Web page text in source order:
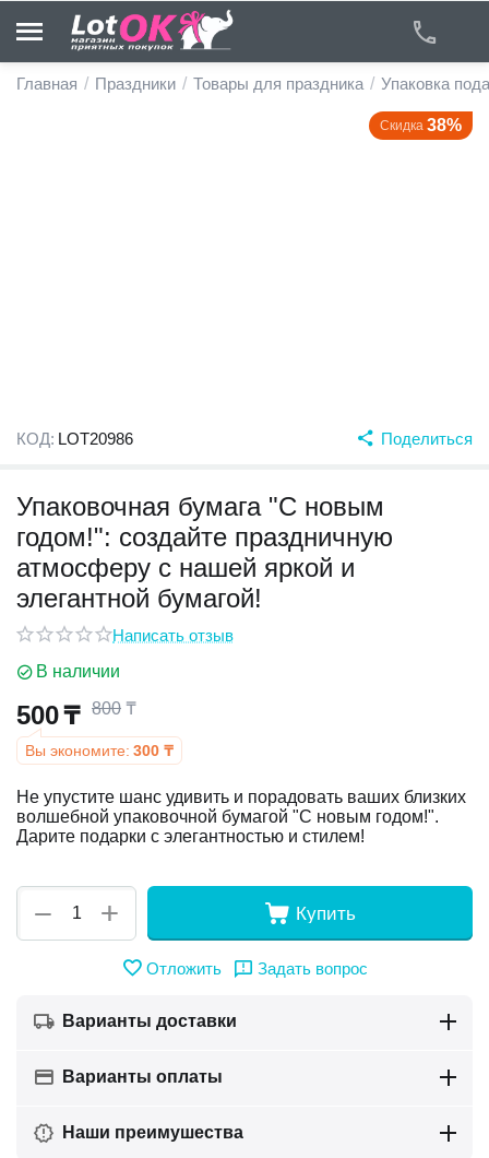
Главная / Праздники / Товары для праздника / Упаковка
Скидка 38%
КОД: LOT20986 Поделиться
Упаковочная бумага "С новым
годом!": создайте праздничную
атмосферу с нашей яркой и
элегантной бумагой!
Написать отзыв
В наличии
500₸ 800 ₸
Вы экономите: 300 ₸
Не упустите шанс удивить и порадовать ваших близких
волшебной упаковочной бумагой "С новым годом!".
Дарите подарки с элегантностью и стилем!
+
− Купить
Отложить Задать вопрос
Варианты доставки
Варианты оплаты
Наши преимушества